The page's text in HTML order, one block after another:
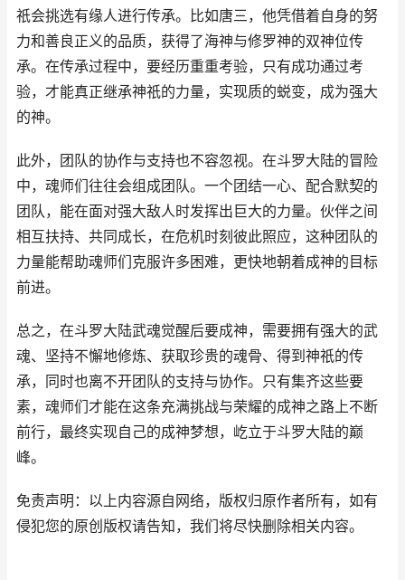
祇会挑选有缘人进行传承。比如唐三，他凭借着自身的努
力和善良正义的品质，获得了海神与修罗神的双神位传
承。在传承过程中，要经历重重考验，只有成功通过考
验，才能真正继承神祇的力量，实现质的蜕变，成为强大
的神。
此外，团队的协作与支持也不容忽视。在斗罗大陆的冒险
中，魂师们往往会组成团队。一个团结一心、配合默契的
团队，能在面对强大敌人时发挥出巨大的力量。伙伴之间
相互扶持、共同成长，在危机时刻彼此照应，这种团队的
力量能帮助魂师们克服许多困难，更快地朝着成神的目标
前进。
总之，在斗罗大陆武魂觉醒后要成神，需要拥有强大的武
魂、坚持不懈地修炼、获取珍贵的魂骨、得到神祇的传
承，同时也离不开团队的支持与协作。只有集齐这些要
素，魂师们才能在这条充满挑战与荣耀的成神之路上不断
前行，最终实现自己的成神梦想，屹立于斗罗大陆的巅
峰。
免责声明：以上内容源自网络，版权归原作者所有，如有
侵犯您的原创版权请告知，我们将尽快删除相关内容。